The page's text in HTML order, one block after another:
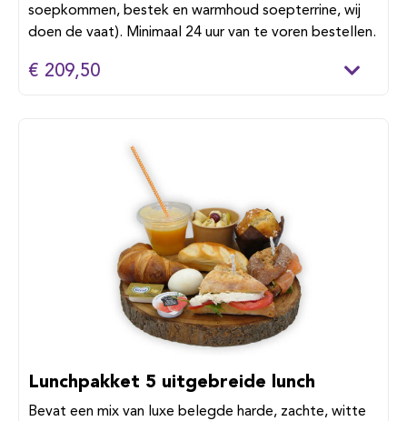
soepkommen, bestek en warmhoud soepterrine, wij
doen de vaat). Minimaal 24 uur van te voren bestellen.
€ 209,50
Lunchpakket 5 uitgebreide lunch
Bevat een mix van luxe belegde harde, zachte, witte